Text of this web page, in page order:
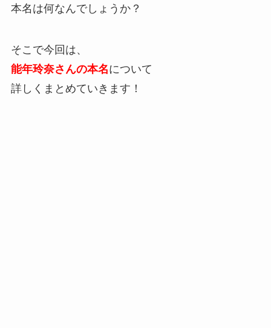
本名は何なんでしょうか？
そこで今回は、
能年玲奈さんの本名について
詳しくまとめていきます！